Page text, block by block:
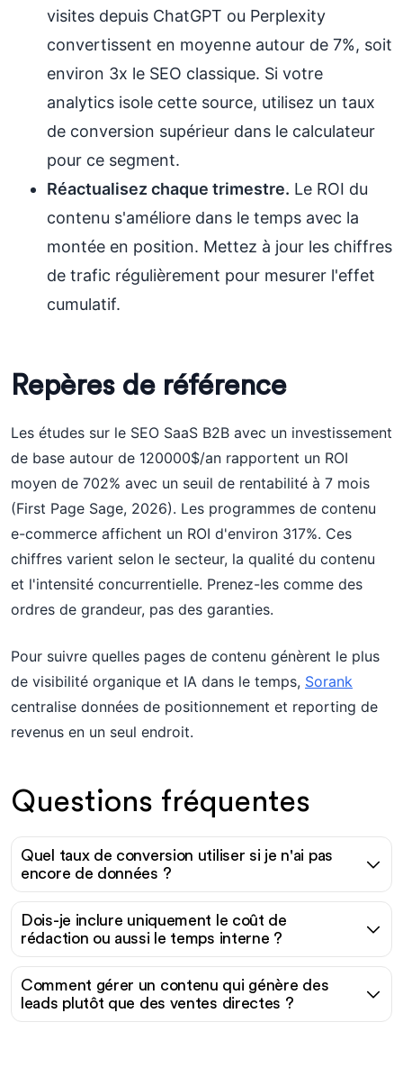
visites depuis ChatGPT ou Perplexity
convertissent en moyenne autour de 7%, soit
environ 3x le SEO classique. Si votre
analytics isole cette source, utilisez un taux
de conversion supérieur dans le calculateur
pour ce segment.
Réactualisez chaque trimestre. Le ROI du
contenu s'améliore dans le temps avec la
montée en position. Mettez à jour les chiffres
de trafic régulièrement pour mesurer l'effet
cumulatif.
Repères de référence
Les études sur le SEO SaaS B2B avec un investissement
de base autour de 120000$/an rapportent un ROI
moyen de 702% avec un seuil de rentabilité à 7 mois
(First Page Sage, 2026). Les programmes de contenu
e-commerce affichent un ROI d'environ 317%. Ces
chiffres varient selon le secteur, la qualité du contenu
et l'intensité concurrentielle. Prenez-les comme des
ordres de grandeur, pas des garanties.
Pour suivre quelles pages de contenu génèrent le plus
de visibilité organique et IA dans le temps, Sorank
centralise données de positionnement et reporting de
revenus en un seul endroit.
Questions fréquentes
Quel taux de conversion utiliser si je n'ai pas
encore de données ?
Dois-je inclure uniquement le coût de
rédaction ou aussi le temps interne ?
Comment gérer un contenu qui génère des
leads plutôt que des ventes directes ?